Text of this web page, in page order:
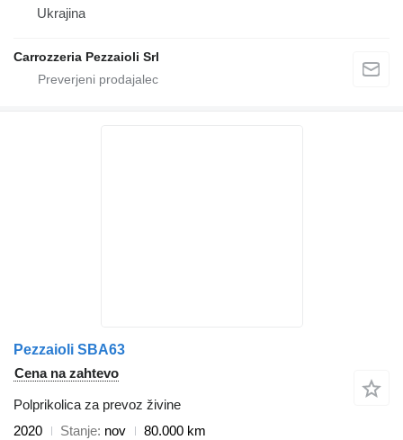
Ukrajina
Carrozzeria Pezzaioli Srl
Pezzaioli SBA63
Cena na zahtevo
Polprikolica za prevoz živine
2020
Stanje nov
80.000 km